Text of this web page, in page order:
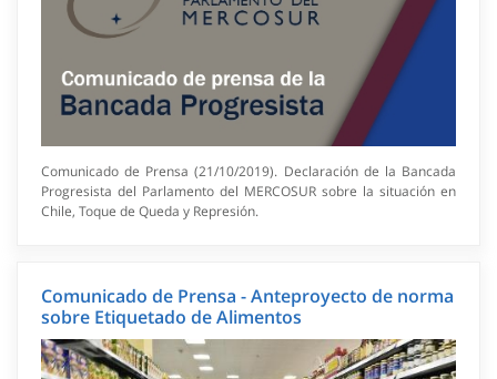
Comunicado de Prensa (21/10/2019). Declaración de la Bancada
Progresista del Parlamento del MERCOSUR sobre la situación en
Chile, Toque de Queda y Represión.
Comunicado de Prensa - Anteproyecto de norma
sobre Etiquetado de Alimentos